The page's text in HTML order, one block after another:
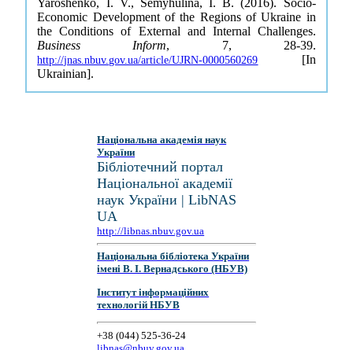
Yaroshenko, I. V., Semyhulina, I. B. (2016). Socio-
Economic Development of the Regions of Ukraine in
the Conditions of External and Internal Challenges.
Business Inform, 7, 28-39.
http://jnas.nbuv.gov.ua/article/UJRN-0000560269 [In
Ukrainian].
Національна академія наук
України
Бібліотечний портал
Національної академії
наук України | LibNAS
UA
http://libnas.nbuv.gov.ua
Національна бібліотека України
імені В. І. Вернадського (НБУВ)
Інститут інформаційних
технологій НБУВ
+38 (044) 525-36-24